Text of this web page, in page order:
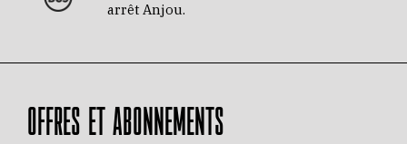
arrêt Anjou.
OFFRES ET ABONNEMENTS